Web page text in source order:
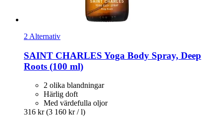
2 Alternativ
SAINT CHARLES Yoga Body Spray, Deep
Roots (100 ml)
2 olika blandningar
Härlig doft
Med värdefulla oljor
316 kr (3 160 kr / l)